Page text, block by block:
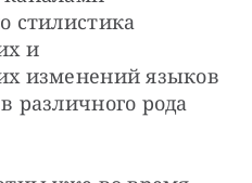
стилистика
и
изменений языков
различного рода